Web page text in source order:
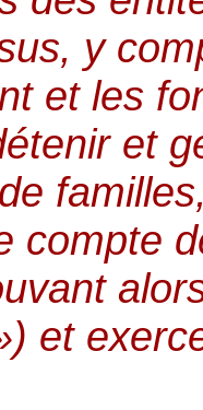
y
et les
et
compte
et